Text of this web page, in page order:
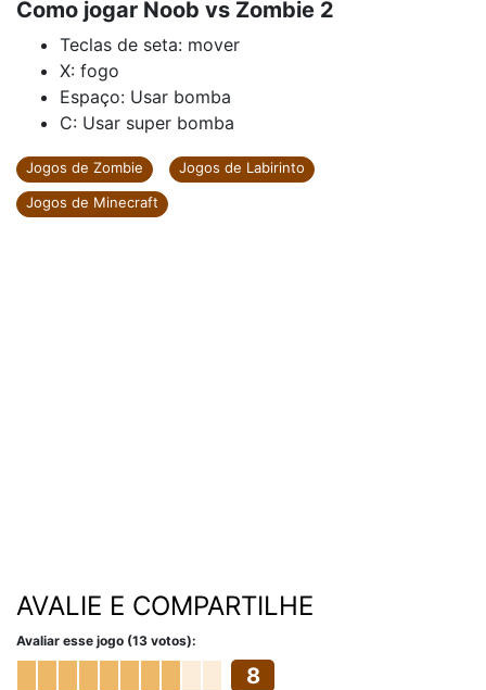
Como jogar Noob vs Zombie 2
Teclas de seta: mover
X: fogo
Espaço: Usar bomba
C: Usar super bomba
Jogos de Zombie
Jogos de Labirinto
Jogos de Minecraft
AVALIE E COMPARTILHE
Avaliar esse jogo (13 votos):
8